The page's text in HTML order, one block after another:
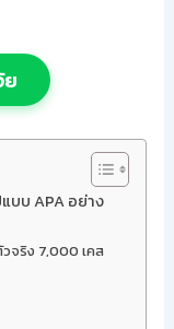
บบ APA อย่าง
จริง 7,000 เคส